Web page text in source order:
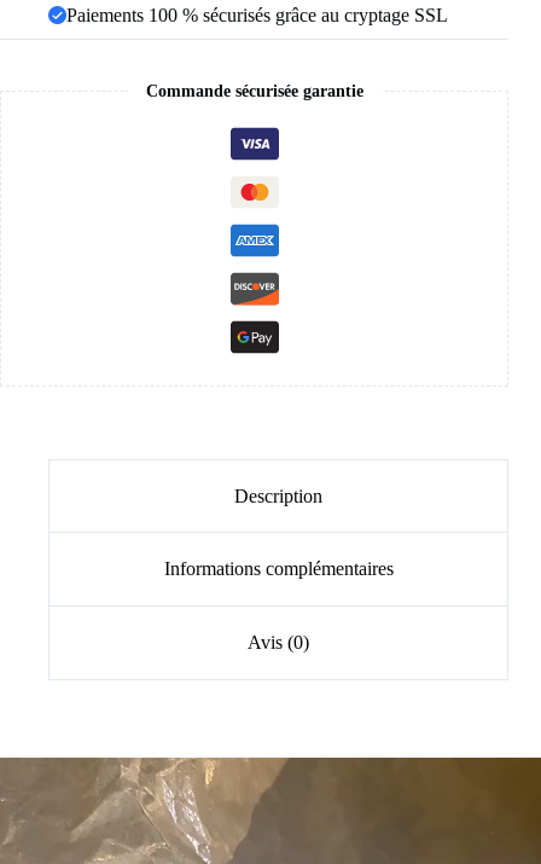
Paiements 100 % sécurisés grâce au cryptage SSL
Commande sécurisée garantie
Description
Informations complémentaires
Avis (0)